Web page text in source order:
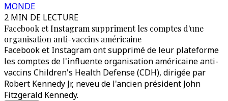
MONDE
2 MIN DE LECTURE
Facebook et Instagram suppriment les comptes d'une
organisation anti-vaccins américaine
Facebook et Instagram ont supprimé de leur plateforme
les comptes de l'influente organisation américaine anti-
vaccins Children's Health Defense (CDH), dirigée par
Robert Kennedy Jr, neveu de l'ancien président John
Fitzgerald Kennedy.